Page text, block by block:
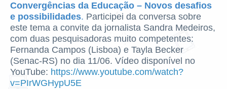
Convergências da Educação – Novos desafios
e possibilidades. Participei da conversa sobre
este tema a convite da jornalista Sandra Medeiros,
com duas pesquisadoras muito competentes:
Fernanda Campos (Lisboa) e Tayla Becker
(Senac-RS) no dia 11/06. Vídeo disponível no
YouTube: https://www.youtube.com/watch?
v=PIrWGHypU5E